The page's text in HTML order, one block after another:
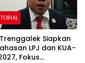
Trenggalek Siapkan
LPJ dan KUA-
Fokus